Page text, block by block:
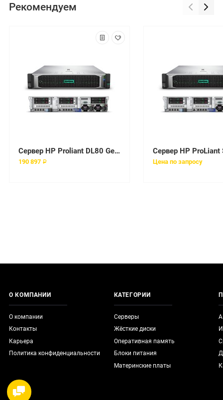
Рекомендуем
Сервер HP Proliant DL80 Gen9 E5-2609v3 Hot Plug Rack(2U)/Xeon6C 1.9GHz(15Mb)/1x8GbR1D_2133/H240(ZM/RAID 0/1/10/5)/noHDD(8)LFF/noDVD/iLOstd(no port)/4HSFans/2x1GbEth/EasyRK/1x550W(NHP)
190 897 ₽ Цена по запросу
О КОМПАНИИ
О компании
Контакты
Карьера
Политика конфиденциальности
КАТЕГОРИИ
Серверы
Жёсткие диски
Оперативная память
Блоки питания
Материнские платы